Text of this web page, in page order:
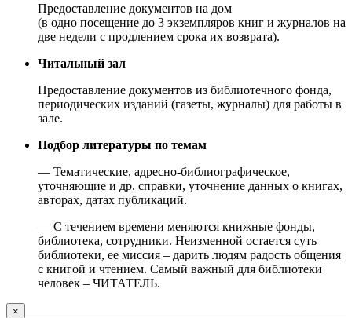
Предоставление документов на дом
(в одно посещение до 3 экземпляров книг и журналов на
две недели с продлением срока их возврата).
Читальный зал
Предоставление документов из библиотечного фонда,
периодических изданий (газеты, журналы) для работы в
зале.
Подбор литературы по темам
— Тематические, адресно-библиографическое,
уточняющие и др. справки, уточнение данных о книгах,
авторах, датах публикаций.
— С течением времени меняются книжные фонды,
библиотека, сотрудники. Неизменной остается суть
библиотеки, ее миссия – дарить людям радость общения
с книгой и чтением. Самый важный для библиотеки
человек – ЧИТАТЕЛЬ.
×